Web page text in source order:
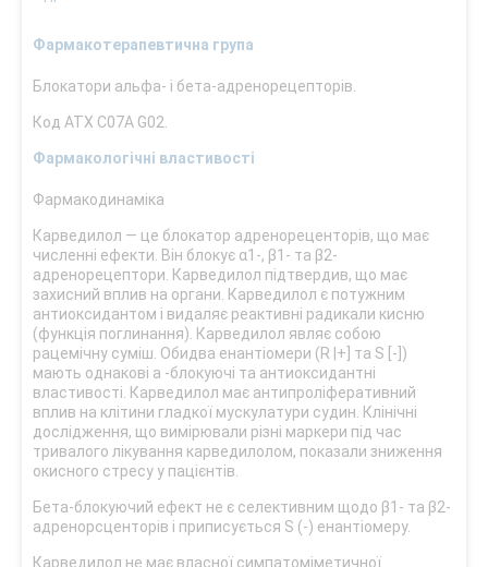
Фармакотерапевтична група
Блокатори альфа- і бета-адренорецепторів.
Код ATX С07А G02.
Фармакологічні властивості
Фармакодинаміка
Карведилол — це блокатор адренореценторів, що має
численні ефекти. Він блокує α1-, β1- та β2-
адренорецептори. Карведилол підтвердив, що має
захисний вплив на органи. Карведилол є потужним
антиоксидантом і видаляє реактивні радикали кисню
(функція поглинання). Карведилол являє собою
рацемічну суміш. Обидва енантіомери (R |+] та S [-])
мають однакові a -блокуючі та антиоксидантні
властивості. Карведилол має антипроліферативний
вплив на клітини гладкої мускулатури судин. Клінічні
дослідження, що вимірювали різні маркери під час
тривалого лікування карведилолом, показали зниження
окисного стресу у пацієнтів.
Бета-блокуючий ефект не є селективним щодо β1- та β2-
адренорсценторів і приписується S (-) енантіомеру.
Карведилол не має власної симпатоміметичної